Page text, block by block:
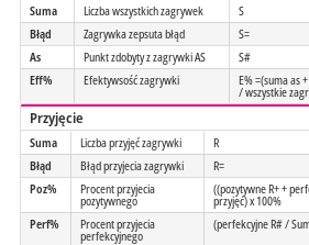
Suma Liczba wszystkich zagrywek
S
Błąd
Zagrywka zepsuta błąd
S=
As
Punkt zdobyty z zagrywki AS
S#
Eff%
Efektywsość zagrywki E% =(suma as
/ wszystkie
Przyjęcie
Suma Liczba przyjęć zagrywki
R
Błąd
Błąd przyjecia zagrywki
R=
Poz%
Procent przyjecia
pozytywnego
((pozytywne R+ +
przyjęć) x 100%
Perf%
Procent przyjecia
perfekcyjnego
(perfekcyjne R# /